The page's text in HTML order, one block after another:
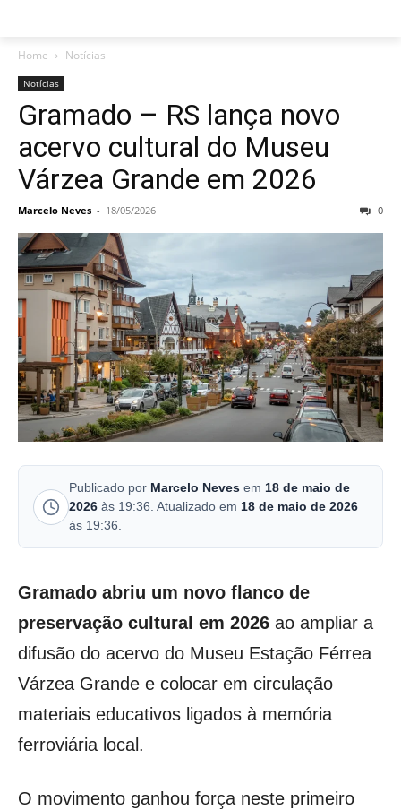
Home Notícias
Notícias
Gramado – RS lança novo
acervo cultural do Museu
Várzea Grande em 2026
Marcelo Neves - 18/05/2026 0
Publicado por Marcelo Neves em 18 de maio de
2026 às 19:36. Atualizado em 18 de maio de 2026
às 19:36.
Gramado abriu um novo flanco de
preservação cultural em 2026 ao ampliar a
difusão do acervo do Museu Estação Férrea
Várzea Grande e colocar em circulação
materiais educativos ligados à memória
ferroviária local.
O movimento ganhou força neste primeiro